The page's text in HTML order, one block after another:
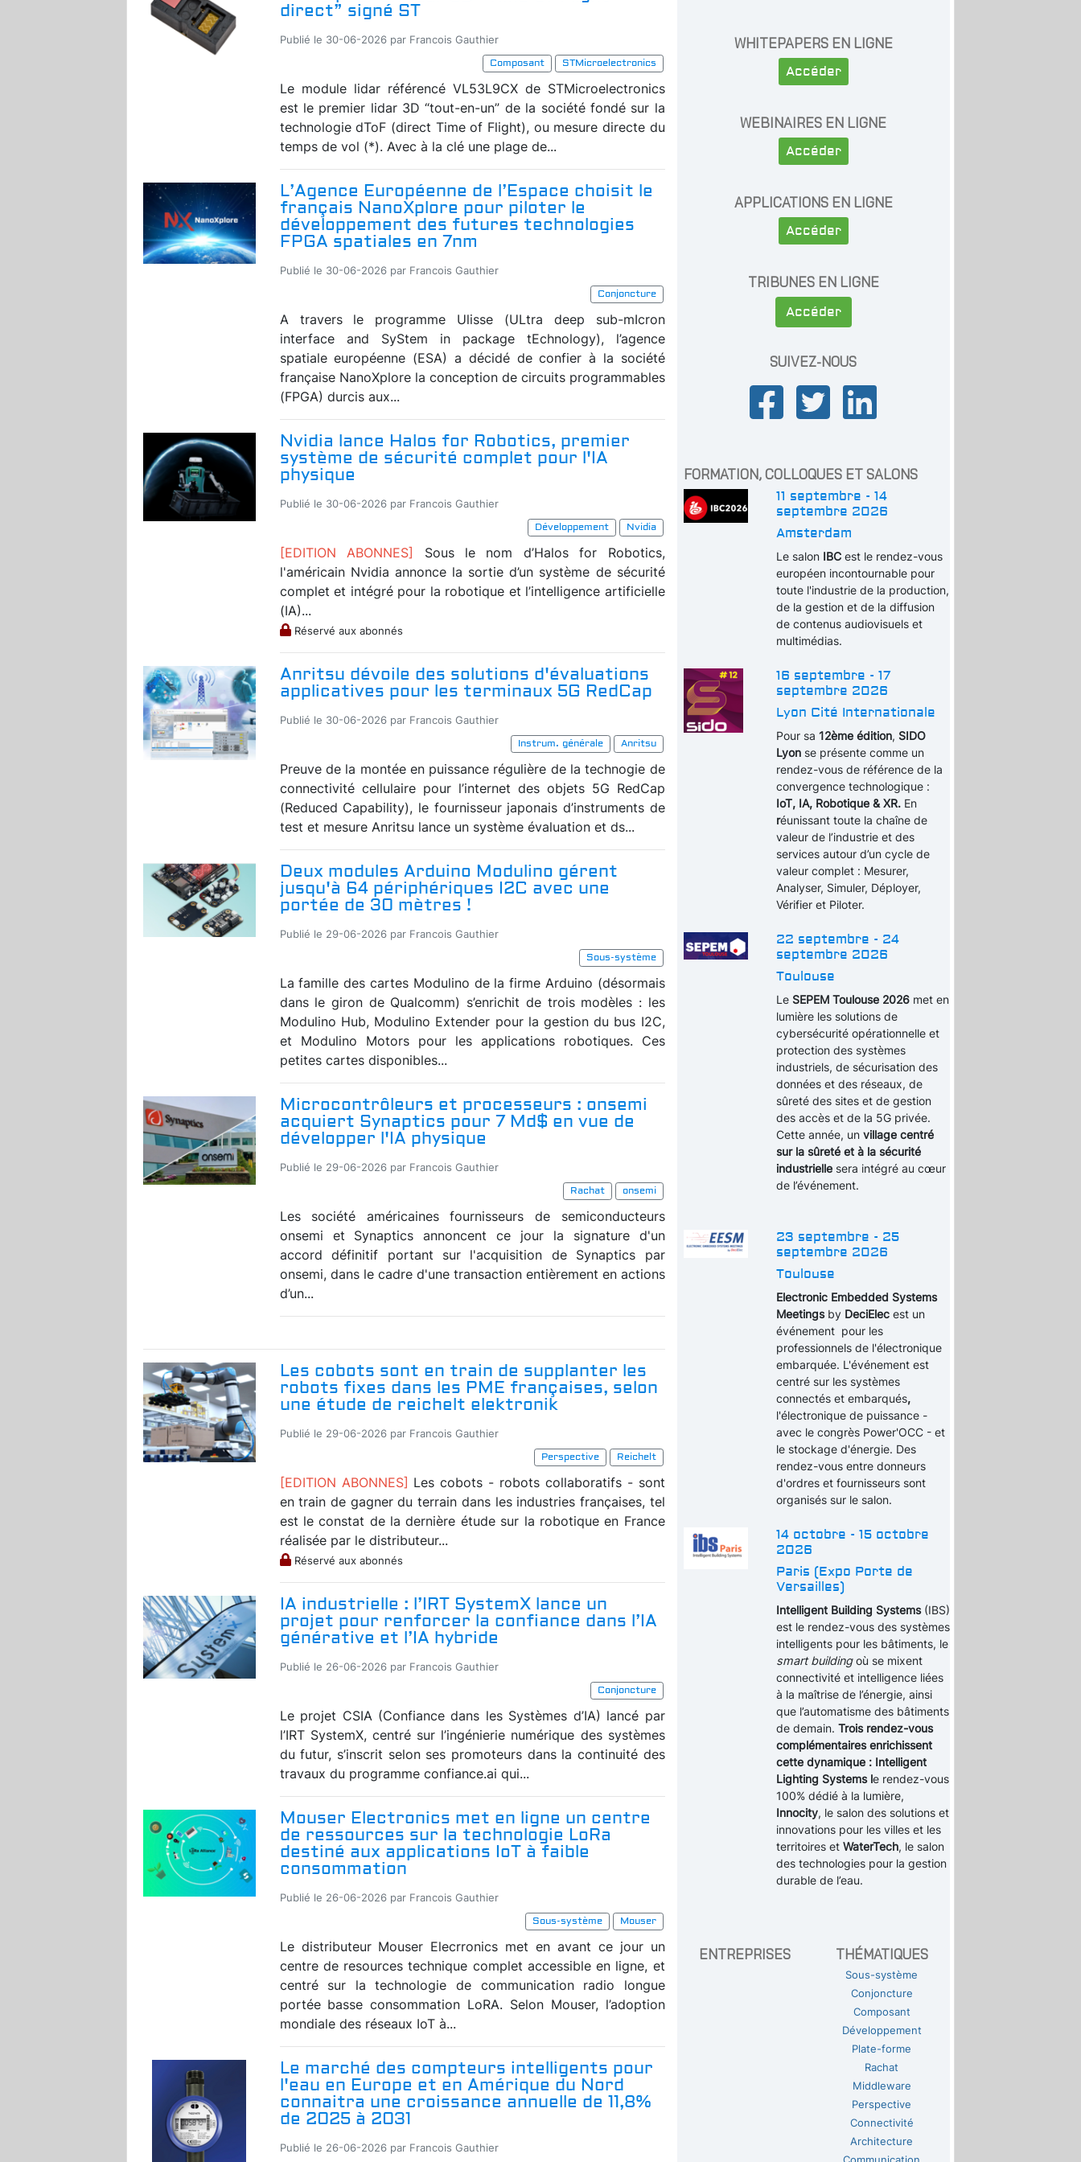
direct” signé ST
Publié le 30-06-2026 par Francois Gauthier
Composant
STMicroelectronics
Le module lidar référencé VL53L9CX de STMicroelectronics
est le premier lidar 3D “tout-en-un” de la société fondé sur la
technologie dToF (direct Time of Flight), ou mesure directe du
temps de vol (*). Avec à la clé une plage de...
L’Agence Européenne de l’Espace choisit le
français NanoXplore pour piloter le
développement des futures technologies
FPGA spatiales en 7nm
Publié le 30-06-2026 par Francois Gauthier
Conjoncture
A travers le programme Ulisse (ULtra deep sub-mIcron
interface and SyStem in package tEchnology), l’agence
spatiale européenne (ESA) a décidé de confier à la société
française NanoXplore la conception de circuits programmables
(FPGA) durcis aux...
Nvidia lance Halos for Robotics, premier
système de sécurité complet pour l'IA
physique
Publié le 30-06-2026 par Francois Gauthier
Développement
Nvidia
[EDITION ABONNES] Sous le nom d’Halos for Robotics,
l'américain Nvidia annonce la sortie d’un système de sécurité
complet et intégré pour la robotique et l’intelligence artificielle
(IA)...
Réservé aux abonnés
Anritsu dévoile des solutions d'évaluations
applicatives pour les terminaux 5G RedCap
Publié le 30-06-2026 par Francois Gauthier
Instrum. générale
Anritsu
Preuve de la montée en puissance régulière de la technogie de
connectivité cellulaire pour l’internet des objets 5G RedCap
(Reduced Capability), le fournisseur japonais d’instruments de
test et mesure Anritsu lance un système évaluation et ds...
Deux modules Arduino Modulino gérent
jusqu'à 64 périphériques I2C avec une
portée de 30 mètres !
Publié le 29-06-2026 par Francois Gauthier
Sous-système
La famille des cartes Modulino de la firme Arduino (désormais
dans le giron de Qualcomm) s’enrichit de trois modèles : les
Modulino Hub, Modulino Extender pour la gestion du bus I2C,
et Modulino Motors pour les applications robotiques. Ces
petites cartes disponibles...
Microcontrôleurs et processeurs : onsemi
acquiert Synaptics pour 7 Md$ en vue de
développer l'IA physique
Publié le 29-06-2026 par Francois Gauthier
Rachat
onsemi
Les société américaines fournisseurs de semiconducteurs
onsemi et Synaptics annoncent ce jour la signature d'un
accord définitif portant sur l'acquisition de Synaptics par
onsemi, dans le cadre d'une transaction entièrement en actions
d’un...
Les cobots sont en train de supplanter les
robots fixes dans les PME françaises, selon
une étude de reichelt elektronik
Publié le 29-06-2026 par Francois Gauthier
Perspective
Reichelt
[EDITION ABONNES] Les cobots - robots collaboratifs - sont
en train de gagner du terrain dans les industries françaises, tel
est le constat de la dernière étude sur la robotique en France
réalisée par le distributeur...
Réservé aux abonnés
IA industrielle : l’IRT SystemX lance un
projet pour renforcer la confiance dans l’IA
générative et l’IA hybride
Publié le 26-06-2026 par Francois Gauthier
Conjoncture
Le projet CSIA (Confiance dans les Systèmes d’IA) lancé par
l’IRT SystemX, centré sur l’ingénierie numérique des systèmes
du futur, s’inscrit selon ses promoteurs dans la continuité des
travaux du programme confiance.ai qui...
Mouser Electronics met en ligne un centre
de ressources sur la technologie LoRa
destiné aux applications IoT à faible
consommation
Publié le 26-06-2026 par Francois Gauthier
Sous-système
Mouser
Le distributeur Mouser Elecrronics met en avant ce jour un
centre de resources technique complet accessible en ligne, et
centré sur la technologie de communication radio longue
portée basse consommation LoRA. Selon Mouser, l’adoption
mondiale des réseaux IoT à...
Le marché des compteurs intelligents pour
l'eau en Europe et en Amérique du Nord
connaitra une croissance annuelle de 11,8%
de 2025 à 2031
Publié le 26-06-2026 par Francois Gauthier
WHITEPAPERS EN LIGNE
Accéder
WEBINAIRES EN LIGNE
Accéder
APPLICATIONS EN LIGNE
Accéder
TRIBUNES EN LIGNE
Accéder
SUIVEZ-NOUS
FORMATION, COLLOQUES ET SALONS
11 septembre - 14
septembre 2026
Amsterdam
Le salonIBC est le rendez-vous
européen incontournable pour
toute l'industrie de la production,
de la gestion et de la diffusion
de contenus audiovisuels et
multimédias.
16 septembre - 17
septembre 2026
Lyon Cité Internationale
Pour sa 12ème édition, SIDO
Lyonse présente comme un
rendez-vous de référence de la
convergence technologique :
IoT, IA, Robotique & XR. En
réunissant toute la chaîne de
valeur de l’industrie et des
services autour d’un cycle de
valeur complet : Mesurer,
Analyser, Simuler, Déployer,
Vérifier et Piloter.
22 septembre - 24
septembre 2026
Toulouse
Le SEPEM Toulouse 2026met en
lumière les solutions de
cybersécurité opérationnelle et
protection des systèmes
industriels, de sécurisation des
données et des réseaux, de
sûreté des sites et de gestion
des accès et de la 5G privée.
Cette année, un village centré
sur la sûreté et à la sécurité
industriellesera intégré au cœur
de l’événement.
23 septembre - 25
septembre 2026
Toulouse
Electronic Embedded Systems
Meetingsby DeciElec est un
événement pour les
professionnels de l'électronique
embarquée. L'événement est
centré sur les systèmes
connectés et embarqués,
l'électronique de puissance -
avec le congrès Power'OCC - et
le stockage d'énergie. Des
rendez-vous entre donneurs
d'ordres et fournisseurs sont
organisés sur le salon.
14 octobre - 15 octobre
2026
Paris (Expo Porte de
Versailles)
Intelligent Building Systems(IBS)
est le rendez-vous des systèmes
intelligents pour les bâtiments, le
smart buildingoù se mixent
connectivité et intelligence liées
à la maîtrise de l’énergie, ainsi
que l’automatisme des bâtiments
de demain. Trois rendez-vous
complémentaires enrichissent
cette dynamique : Intelligent
Lighting Systems le rendez-vous
100% dédié à la lumière,
Innocity, le salon des solutions et
innovations pour les villes et les
territoires et WaterTech, le salon
des technologies pour la gestion
durable de l’eau.
ENTREPRISES THÉMATIQUES
Sous-système
Conjoncture
Composant
Développement
Plate-forme
Rachat
Middleware
Perspective
Connectivité
Architecture